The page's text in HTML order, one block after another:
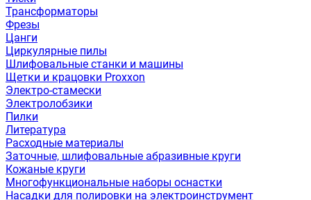
Трансформаторы
Фрезы
Цанги
Циркулярные пилы
Шлифовальные станки и машины
Щетки и крацовки Proxxon
Электро-стамески
Электролобзики
Пилки
Литература
Расходные материалы
Заточные, шлифовальные абразивные круги
Кожаные круги
Многофункциональные наборы оснастки
Насадки для полировки на электроинструмент